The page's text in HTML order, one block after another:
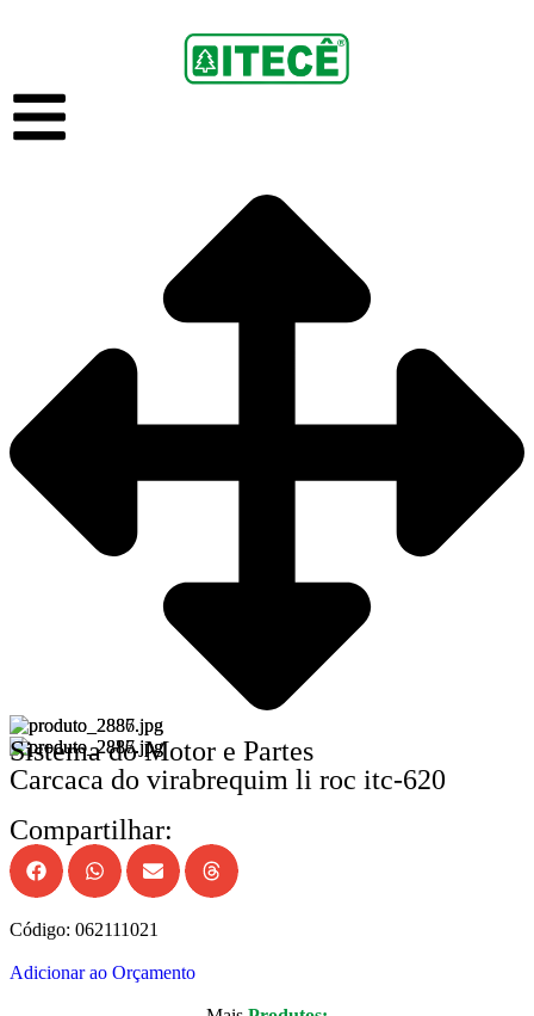
Sistema do Motor e Partes
Carcaca do virabrequim li roc itc-620
Compartilhar:
Código: 062111021
Adicionar ao Orçamento